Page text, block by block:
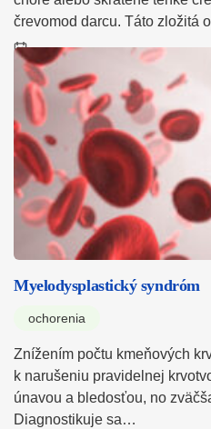
črevomod darcu. Táto zložitá
Myelodysplastický syndróm
ochorenia
Znížením počtu kmeňových
k narušeniu pravidelnej
únavou a bledosťou, no
Diagnostikuje sa…